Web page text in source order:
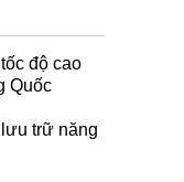
độ cao
Quốc
trữ năng